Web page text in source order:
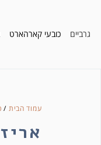
כובעי קארהארט גרביים
עמוד הבית /